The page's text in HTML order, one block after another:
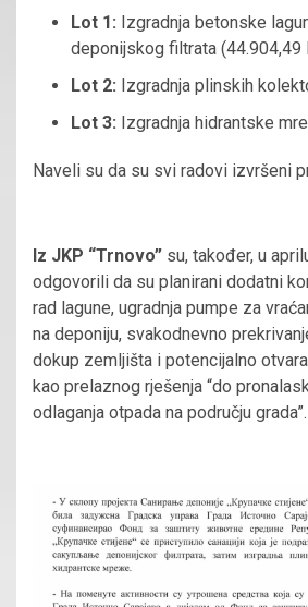
Lot 1: Izgradnja betonske
deponijskog filtrata (44.904,49
Lot 2: Izgradnja plinskih
Lot 3: Izgradnja hidrantske
Naveli su da su svi radovi izvršeni
Iz JKP “Trnovo” su, također, u
odgovorili da su planirani dodatni
rad lagune, ugradnja pumpe za
na deponiju, svakodnevno
dokup zemljišta i potencijalno
kao prelaznog rješenja “do
odlaganja otpada na području grada”.